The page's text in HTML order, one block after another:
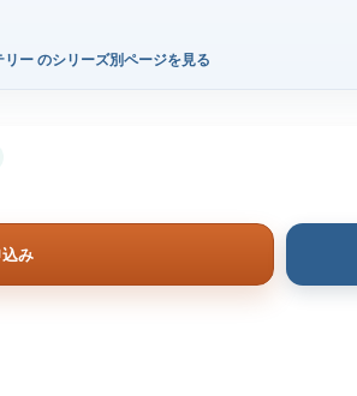
ー のシリーズ別ページを見る
み